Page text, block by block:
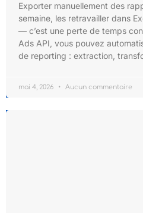
Exporter manuellement des
semaine, les retravailler dans
— c’est une perte de temps
Ads API, vous pouvez
de reporting : extraction,
mai 4, 2026 Aucun commentaire